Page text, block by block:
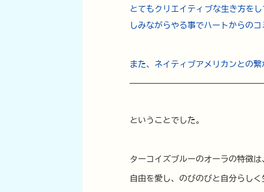
とてもクリエイティブな生き方を
しみながらやる事でハートからの
また、ネイティブアメリカンとの
ということでした。
ターコイズブルーのオーラの特徴
自由を愛し、のびのびと自分らしく